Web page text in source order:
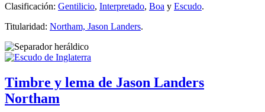
Clasificación: Gentilicio, Interpretado, Boa y Escudo.
Titularidad: Northam, Jason Landers.
Timbre y lema de Jason Landers
Northam